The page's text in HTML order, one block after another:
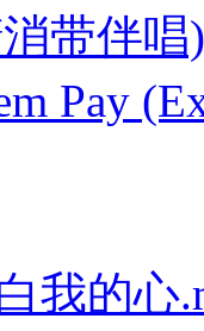
带伴唱
Pay
我的心